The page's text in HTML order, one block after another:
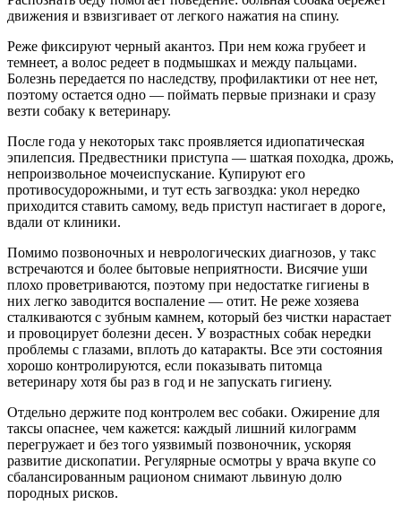
движения и взвизгивает от легкого нажатия на спину.
Реже фиксируют черный акантоз. При нем кожа грубеет и
темнеет, а волос редеет в подмышках и между пальцами.
Болезнь передается по наследству, профилактики от нее нет,
поэтому остается одно — поймать первые признаки и сразу
везти собаку к ветеринару.
После года у некоторых такс проявляется идиопатическая
эпилепсия. Предвестники приступа — шаткая походка, дрожь,
непроизвольное мочеиспускание. Купируют его
противосудорожными, и тут есть загвоздка: укол нередко
приходится ставить самому, ведь приступ настигает в дороге,
вдали от клиники.
Помимо позвоночных и неврологических диагнозов, у такс
встречаются и более бытовые неприятности. Висячие уши
плохо проветриваются, поэтому при недостатке гигиены в
них легко заводится воспаление — отит. Не реже хозяева
сталкиваются с зубным камнем, который без чистки нарастает
и провоцирует болезни десен. У возрастных собак нередки
проблемы с глазами, вплоть до катаракты. Все эти состояния
хорошо контролируются, если показывать питомца
ветеринару хотя бы раз в год и не запускать гигиену.
Отдельно держите под контролем вес собаки. Ожирение для
таксы опаснее, чем кажется: каждый лишний килограмм
перегружает и без того уязвимый позвоночник, ускоряя
развитие дископатии. Регулярные осмотры у врача вкупе со
сбалансированным рационом снимают львиную долю
породных рисков.